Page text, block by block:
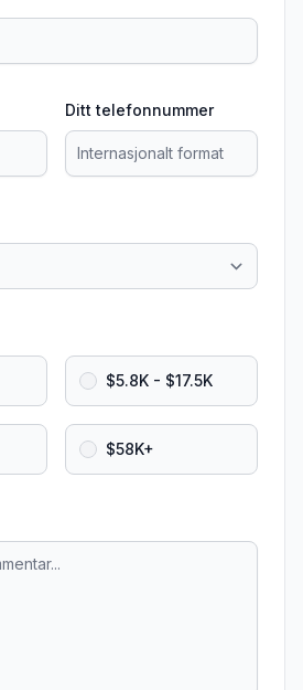
Ditt telefonnummer
$5.8K - $17.5K
$58K+